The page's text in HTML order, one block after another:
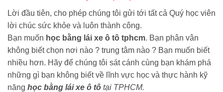
Lời đầu tiên, cho phép chúng tôi gửi tới tất cả Quý học viên
lời chúc sức khỏe và luôn thành công.
Bạn muốn học bằng lái xe ô tô tphcm. Bạn phân vân
không biết chọn nơi nào ? trung tâm nào ? Bạn muốn biết
nhiều hơn. Hãy để chúng tôi sát cánh cùng bạn khám phá
những gì bạn không biết về lĩnh vực học và thực hành kỹ
năng học bằng lái xe ô tô tại TPHCM.